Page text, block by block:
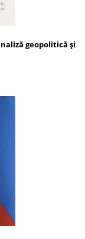
geopolitică și